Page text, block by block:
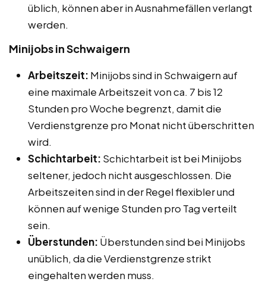
üblich, können aber in Ausnahmefällen verlangt
werden.
Minijobs in Schwaigern
Arbeitszeit: Minijobs sind in Schwaigern auf
eine maximale Arbeitszeit von ca. 7 bis 12
Stunden pro Woche begrenzt, damit die
Verdienstgrenze pro Monat nicht überschritten
wird.
Schichtarbeit: Schichtarbeit ist bei Minijobs
seltener, jedoch nicht ausgeschlossen. Die
Arbeitszeiten sind in der Regel flexibler und
können auf wenige Stunden pro Tag verteilt
sein.
Überstunden: Überstunden sind bei Minijobs
unüblich, da die Verdienstgrenze strikt
eingehalten werden muss.